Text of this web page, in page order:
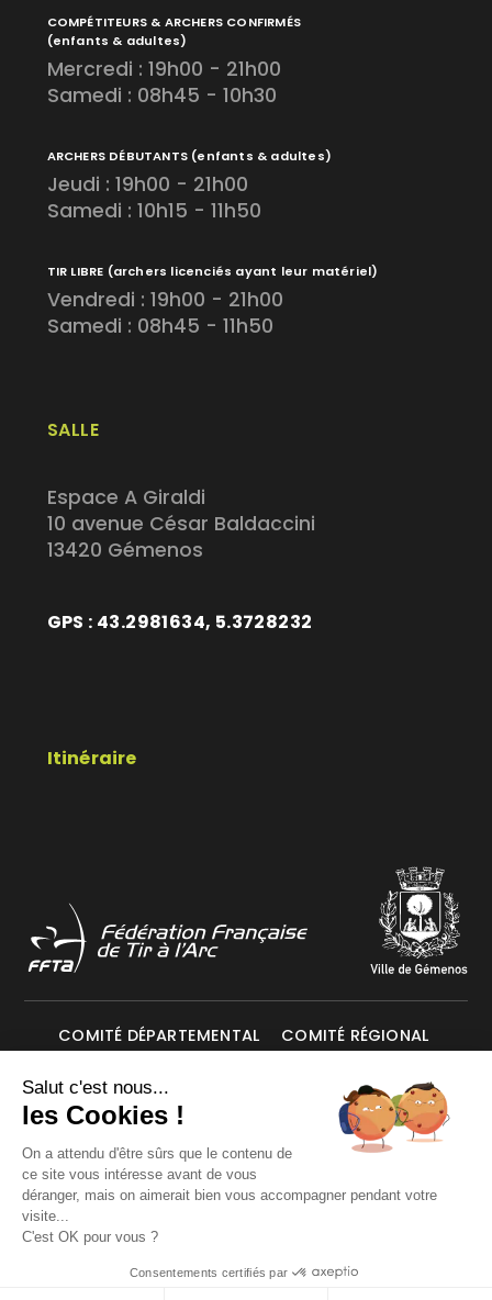
SALLE
Espace A Giraldi
10 avenue César Baldaccini
13420 Gémenos
GPS : 43.2981634, 5.3728232
Itinéraire
COMPÉTITEURS & ARCHERS CONFIRMÉS
(enfants & adultes)
Mercredi : 19h00 - 21h00
Samedi : 08h45 - 10h30
ARCHERS DÉBUTANTS (enfants & adultes)
Jeudi : 19h00 - 21h00
Samedi : 10h15 - 11h50
TIR LIBRE (archers licenciés ayant leur matériel)
Vendredi : 19h00 - 21h00
Samedi : 08h45 - 11h50
COMITÉ DÉPARTEMENTAL COMITÉ RÉGIONAL
Mentions légales Données personnelles
© Les Archers de Gémenos 2026. Tous droits réservés.
Salut c'est nous...
les Cookies !
On a attendu d'être sûrs que le contenu de
ce site vous intéresse avant de vous
déranger, mais on aimerait bien vous accompagner pendant votre
visite...
C'est OK pour vous ?
Consentements certifiés par